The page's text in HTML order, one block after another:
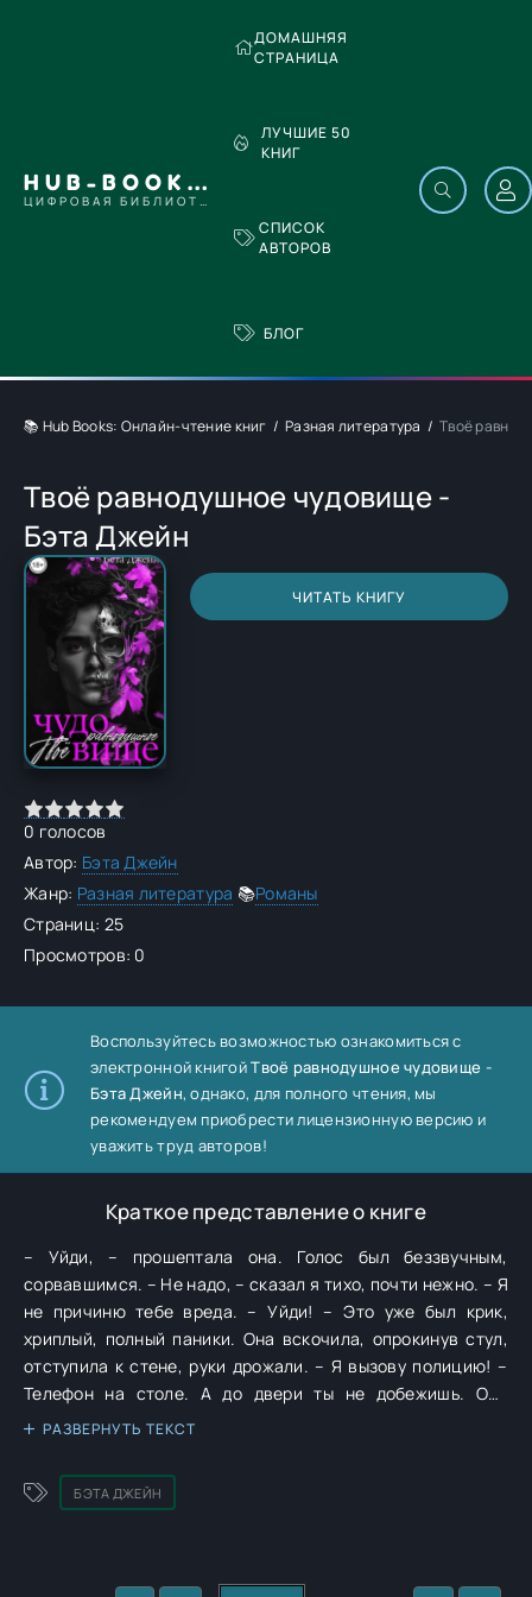
HUB-BOOKS.COM
ЦИФРОВАЯ БИБЛИОТЕКА
ДОМАШНЯЯ
СТРАНИЦА
ЛУЧШИЕ 50
КНИГ
СПИСОК
АВТОРОВ
БЛОГ
📚 Hub Books: Онлайн-чтение книг Разная литература Твоё
Твоё равнодушное чудовище -
Бэта Джейн
ЧИТАТЬ КНИГУ
0 голосов
Автор: Бэта Джейн
Жанр: Разная литература 📚Романы
Страниц: 25
Просмотров: 0
Воспользуйтесь возможностью ознакомиться с
электронной книгойТвоё равнодушное чудовище -
Бэта Джейн, однако, для полного чтения, мы
рекомендуем приобрести лицензионную версию и
уважить труд авторов!
Краткое представление о книге
– Уйди, – прошептала она. Голос был беззвучным,
сорвавшимся. – Не надо, – сказал я тихо, почти нежно. – Я
не причиню тебе вреда. – Уйди! – Это уже был крик,
хриплый, полный паники. Она вскочила, опрокинув стул,
отступила к стене, руки дрожали. – Я вызову полицию! –
Телефон на столе. А до двери ты не добежишь. Она
метнула взгляд на телефон, на дверь. Оценила
вздымалась. Она была в ловушке. – Я сказала «нет», –
выдохнула она, прижимаясь спиной к стене, как будто
ты стала для меня необходимостью. Как воздух. Ты
РАЗВЕРНУТЬ ТЕКСТ
БЭТА ДЖЕЙН